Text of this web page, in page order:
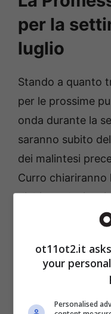
per la
luglio
Stando a quanto
per le prossime
onda durante la
saranno subito
dei malintesi
Curro chiariranno
dichiarandosi
ot11ot2.it
your
Personalised